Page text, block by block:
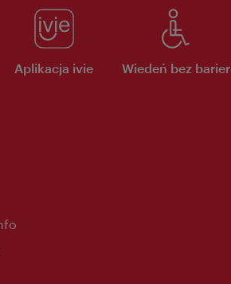
Aplikacja ivie Wiedeń bez barier